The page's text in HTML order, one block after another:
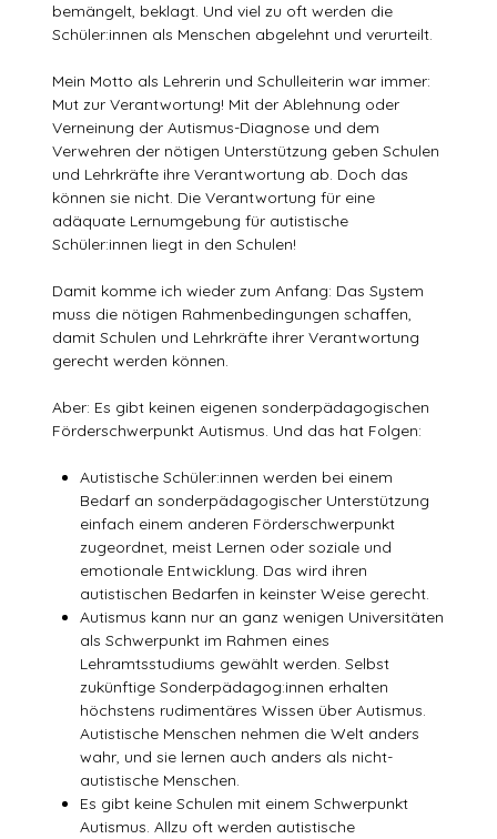
bemängelt, beklagt. Und viel zu oft werden die
Schüler:innen als Menschen abgelehnt und verurteilt.
Mein Motto als Lehrerin und Schulleiterin war immer:
Mut zur Verantwortung! Mit der Ablehnung oder
Verneinung der Autismus-Diagnose und dem
Verwehren der nötigen Unterstützung geben Schulen
und Lehrkräfte ihre Verantwortung ab. Doch das
können sie nicht. Die Verantwortung für eine
adäquate Lernumgebung für autistische
Schüler:innen liegt in den Schulen!
Damit komme ich wieder zum Anfang: Das System
muss die nötigen Rahmenbedingungen schaffen,
damit Schulen und Lehrkräfte ihrer Verantwortung
gerecht werden können.
Aber: Es gibt keinen eigenen sonderpädagogischen
Förderschwerpunkt Autismus. Und das hat Folgen:
Autistische Schüler:innen werden bei einem
Bedarf an sonderpädagogischer Unterstützung
einfach einem anderen Förderschwerpunkt
zugeordnet, meist Lernen oder soziale und
emotionale Entwicklung. Das wird ihren
autistischen Bedarfen in keinster Weise gerecht.
Autismus kann nur an ganz wenigen Universitäten
als Schwerpunkt im Rahmen eines
Lehramtsstudiums gewählt werden. Selbst
zukünftige Sonderpädagog:innen erhalten
höchstens rudimentäres Wissen über Autismus.
Autistische Menschen nehmen die Welt anders
wahr, und sie lernen auch anders als nicht-
autistische Menschen.
Es gibt keine Schulen mit einem Schwerpunkt
Autismus. Allzu oft werden autistische